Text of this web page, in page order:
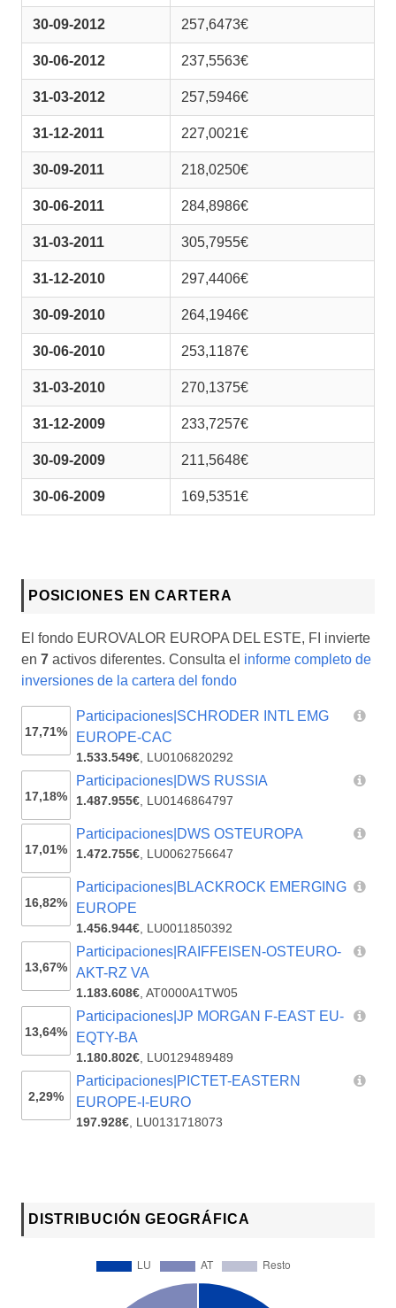
30-09-2012 257,6473€
30-06-2012 237,5563€
31-03-2012 257,5946€
31-12-2011 227,0021€
30-09-2011 218,0250€
30-06-2011 284,8986€
31-03-2011 305,7955€
31-12-2010 297,4406€
30-09-2010 264,1946€
30-06-2010 253,1187€
31-03-2010 270,1375€
31-12-2009 233,7257€
30-09-2009 211,5648€
30-06-2009 169,5351€
POSICIONES EN CARTERA
El fondo EUROVALOR EUROPA DEL ESTE, FI invierte
en 7 activos diferentes. Consulta el informe completo de
inversiones de la cartera del fondo
17,71%
Participaciones|SCHRODER INTL EMG
EUROPE-CAC
1.533.549€, LU0106820292
17,18%
Participaciones|DWS RUSSIA
1.487.955€, LU0146864797
17,01%
Participaciones|DWS OSTEUROPA
1.472.755€, LU0062756647
16,82%
Participaciones|BLACKROCK EMERGING
EUROPE
1.456.944€, LU0011850392
13,67%
Participaciones|RAIFFEISEN-OSTEURO-
AKT-RZ VA
1.183.608€,AT0000A1TW05
13,64%
Participaciones|JP MORGAN F-EAST EU-
EQTY-BA
1.180.802€, LU0129489489
2,29%
Participaciones|PICTET-EASTERN
EUROPE-I-EURO
197.928€, LU0131718073
DISTRIBUCIÓN GEOGRÁFICA